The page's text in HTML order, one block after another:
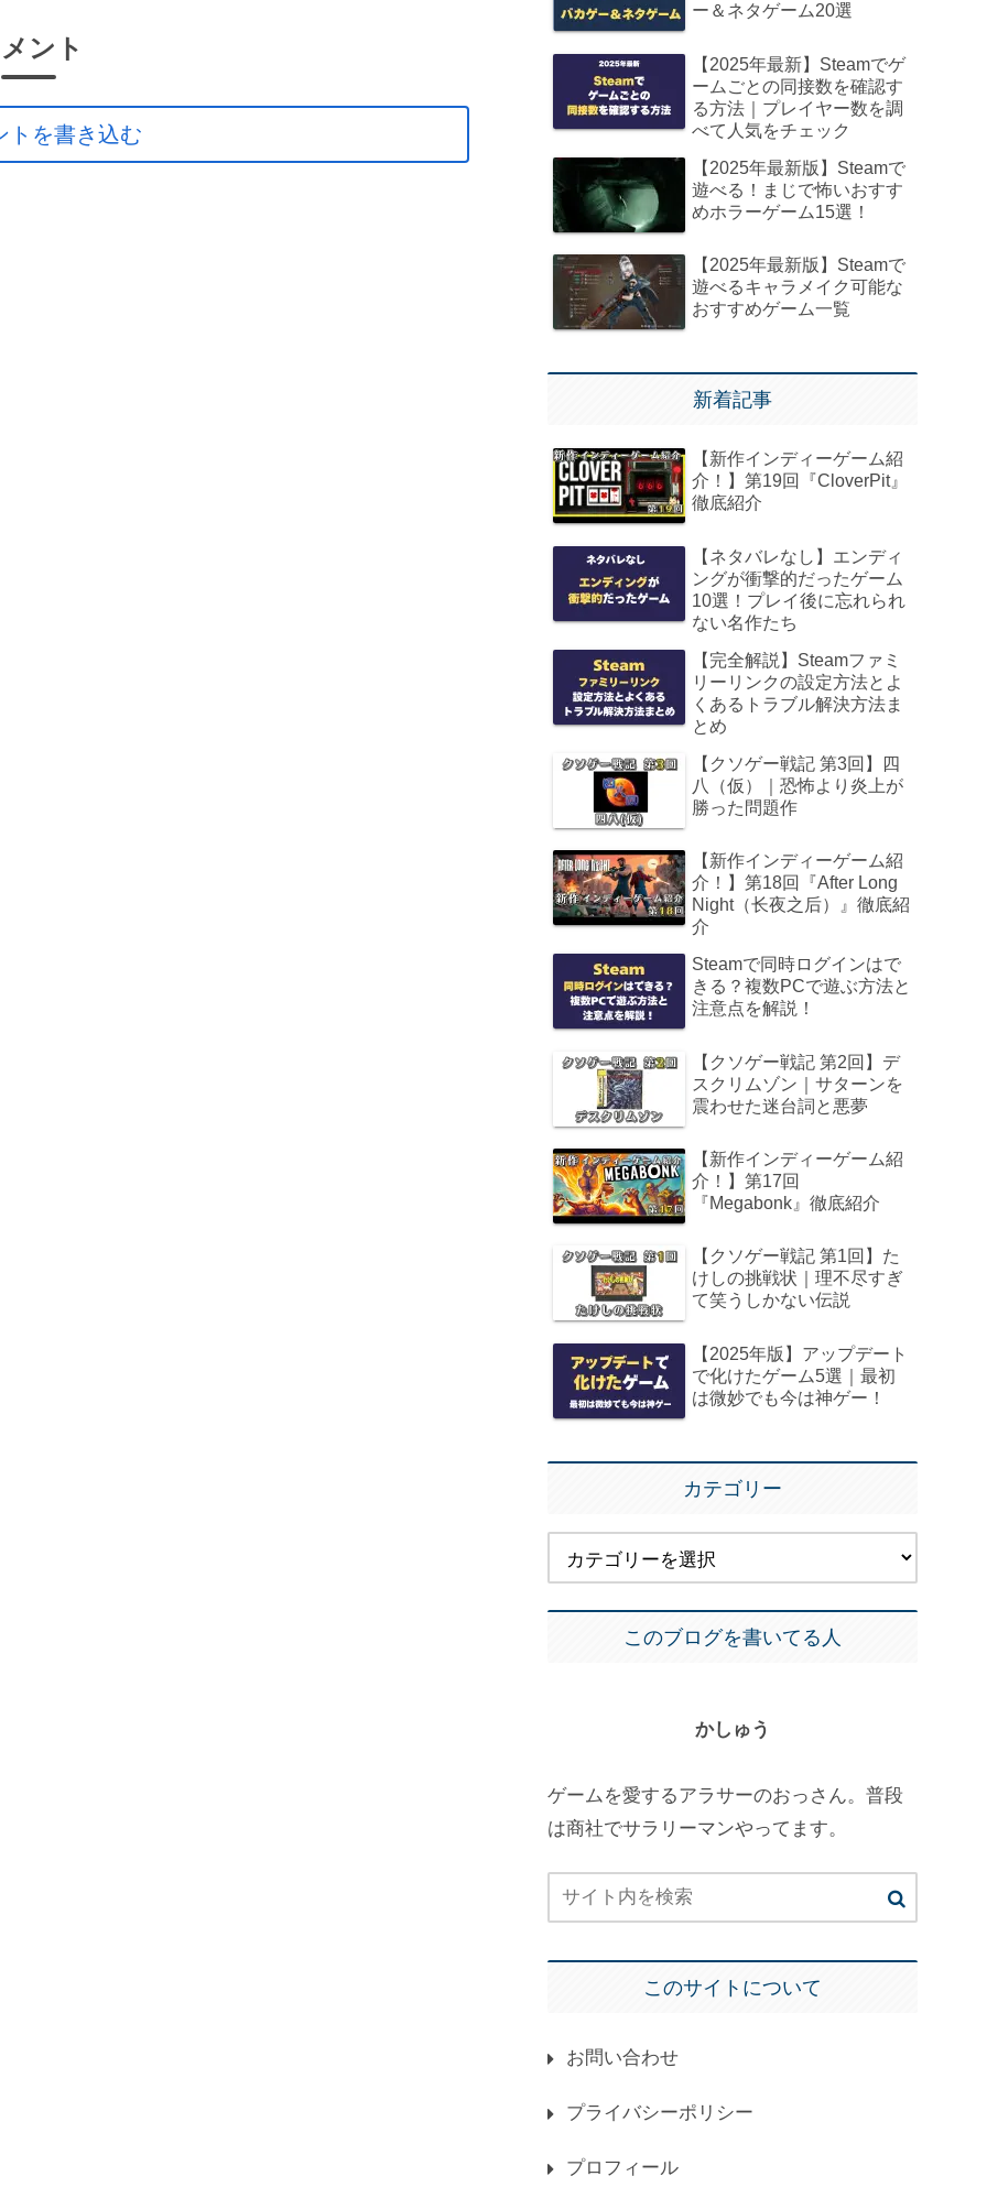
ント
トを書き込む
ー＆ネタゲーム20選
【2025年最新】Steamでゲ
ームごとの同接数を確認す
る方法｜プレイヤー数を調
べて人気をチェック
【2025年最新版】Steamで
遊べる！まじで怖いおすす
めホラーゲーム15選！
【2025年最新版】Steamで
遊べるキャラメイク可能な
おすすめゲーム一覧
新着記事
【新作インディーゲーム紹
介！】第19回『CloverPit』
徹底紹介
【ネタバレなし】エンディ
ングが衝撃的だったゲーム
10選！プレイ後に忘れられ
ない名作たち
【完全解説】Steamファミ
リーリンクの設定方法とよ
くあるトラブル解決方法ま
とめ
【クソゲー戦記 第3回】四
八（仮）｜恐怖より炎上が
勝った問題作
【新作インディーゲーム紹
介！】第18回『After Long
Night（长夜之后）』徹底紹
介
Steamで同時ログインはで
きる？複数PCで遊ぶ方法と
注意点を解説！
【クソゲー戦記 第2回】デ
スクリムゾン｜サターンを
震わせた迷台詞と悪夢
【新作インディーゲーム紹
介！】第17回
『Megabonk』徹底紹介
【クソゲー戦記 第1回】た
けしの挑戦状｜理不尽すぎ
て笑うしかない伝説
【2025年版】アップデート
で化けたゲーム5選｜最初
は微妙でも今は神ゲー！
カテゴリー
このブログを書いてる人
かしゅう
ゲームを愛するアラサーのおっさん。普段
は商社でサラリーマンやってます。
このサイトについて
お問い合わせ
プライバシーポリシー
プロフィール